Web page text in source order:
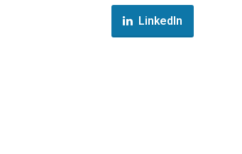
LinkedIn